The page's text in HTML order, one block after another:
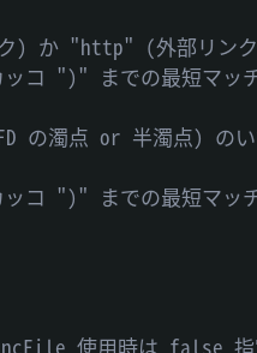
) か "http" (外部リンク
コ ")" までの最短マッ
の濁点 or 半濁点) のい
コ ")" までの最短マッ
使用時は false 指